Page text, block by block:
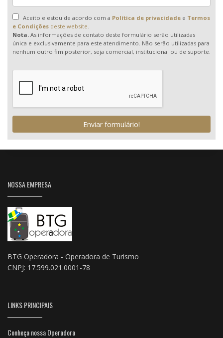
Aceito e estou de acordo com a Política de privacidadee Termos
e Condições deste website.
Nota. As informações de contato deste formulário serão utilizadas
única e exclusivamente para este atendimento. Não serão utilizadas para
nenhum outro fim posterior, seja comercial, institucional ou de suporte.
Enviar formulário!
NOSSA EMPRESA
BTG Operadora - Operadora de Turismo
CNPJ: 17.599.021.0001-78
LINKS PRINCIPAIS
Conheça nossa Operadora